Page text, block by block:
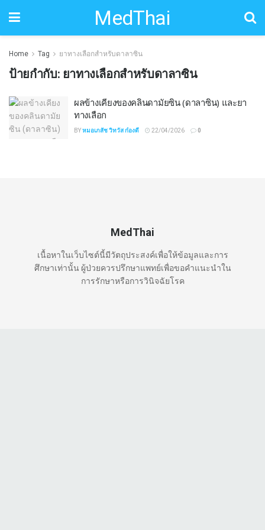
MedThai
Home Tag ยาทางเลือกสำหรับดาลาซิน
ป้ายกำกับ: ยาทางเลือกสำหรับดาลาซิน
ผลข้างเคียงของคลินดามัยซิน (ดาลาซิน) และยา
ทางเลือก
BYหมอเภสัช วิทวัส ก๋องดี 22/04/2026 0
MedThai
เนื้อหาในเว็บไซต์นี้มีวัตถุประสงค์เพื่อให้ข้อมูลและการ
ศึกษาเท่านั้น ผู้ป่วยควรปรึกษาแพทย์เพื่อขอคำแนะนำใน
การรักษาหรือการวินิจฉัยโรค